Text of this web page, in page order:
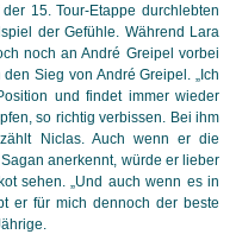
15. Tour-Etappe durchlebten
der Gefühle. Während Lara
noch an André Greipel vorbei
Sieg von André Greipel. „Ich
und findet immer wieder
so richtig verbissen. Bei ihm
Niclas. Auch wenn er die
anerkennt, würde er lieber
sehen. „Und auch wenn es in
er für mich dennoch der beste